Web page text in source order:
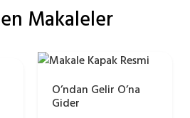
Makaleler
O’ndan Gelir O’na
Gider